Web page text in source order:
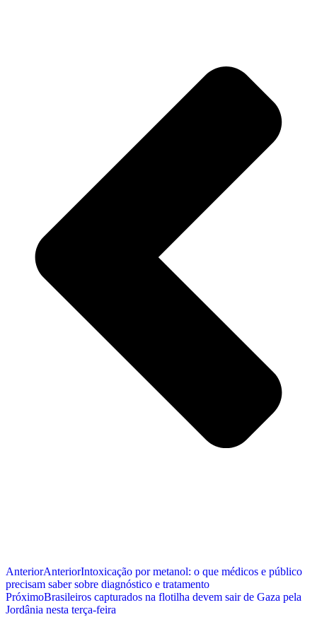
AnteriorAnteriorIntoxicação por metanol: o que médicos e público
precisam saber sobre diagnóstico e tratamento
PróximoBrasileiros capturados na flotilha devem sair de Gaza pela
Jordânia nesta terça-feira